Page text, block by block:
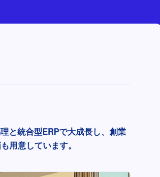
と統合型ERPで大成長し、創業
用意しています。